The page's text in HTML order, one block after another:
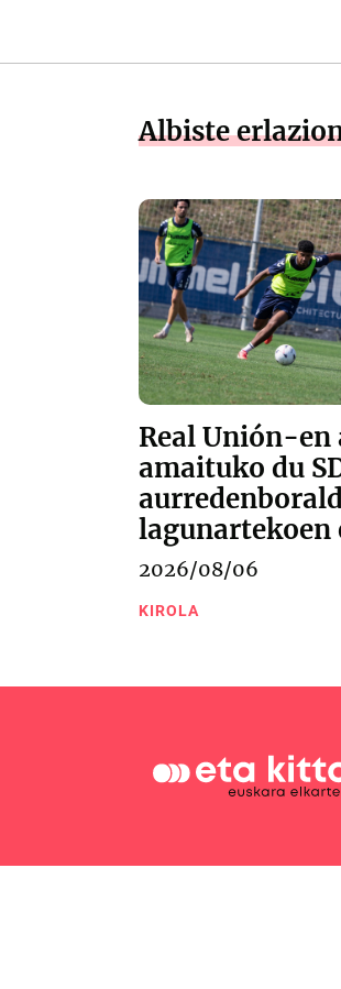
Albiste
Real Unión-en
amaituko du
lagunartekoen
2026/08/06
KIROLA